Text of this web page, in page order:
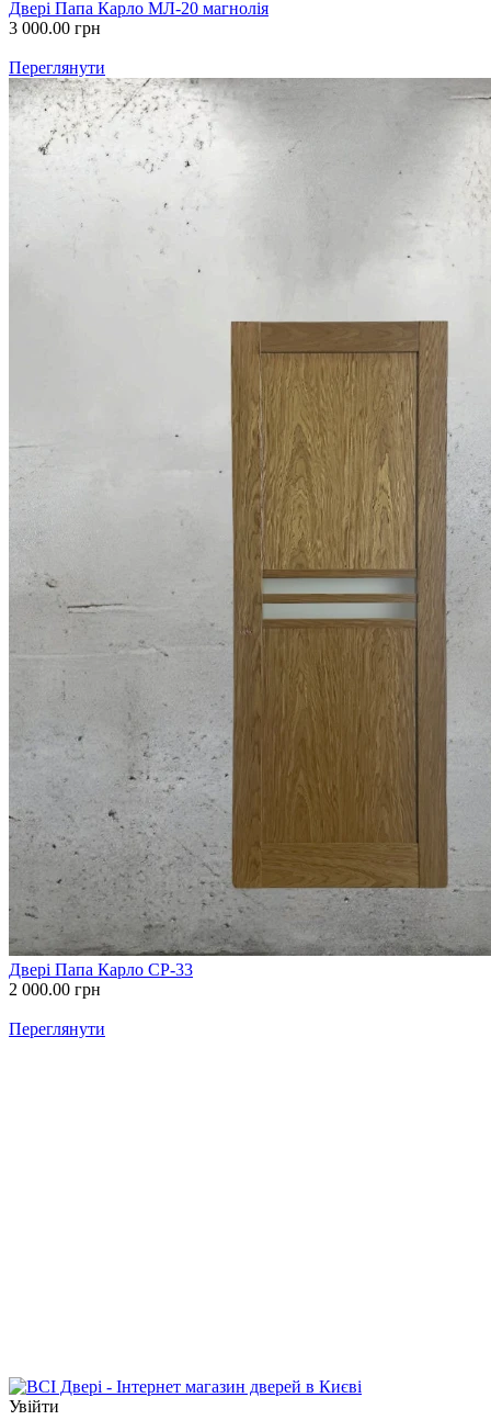
Двері Папа Карло МЛ-20 магнолія
3 000.00 грн
Переглянути
Двері Папа Карло СP-33
2 000.00 грн
Переглянути
Увійти